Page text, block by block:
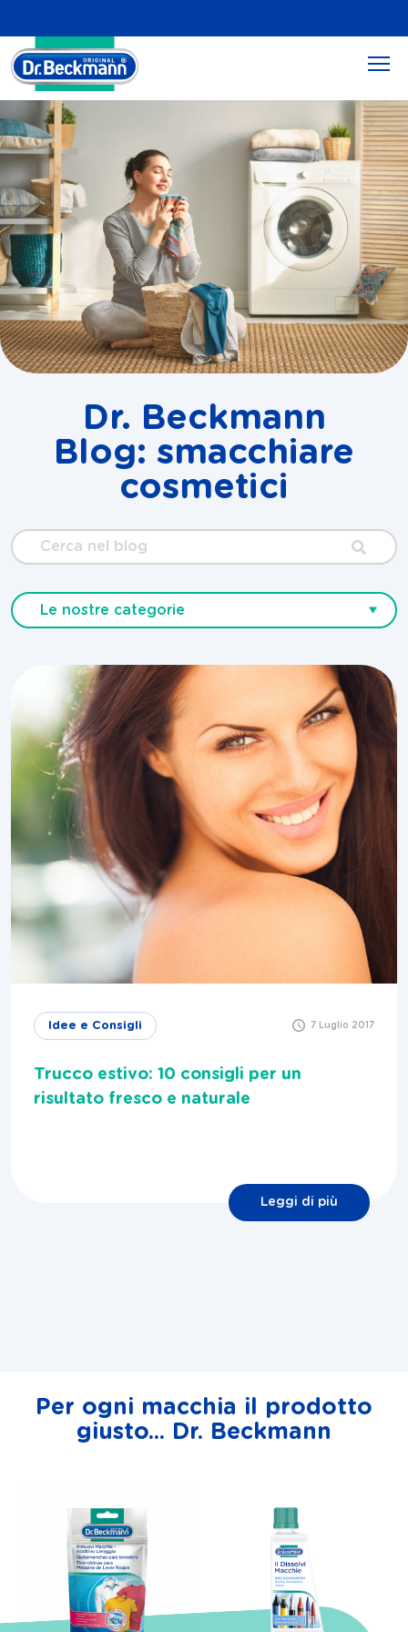
Dr. Beckmann
Blog: smacchiare
cosmetici
Cerca
nel
Le nostre categorie
Idee e Consigli 7 Luglio 2017
Trucco estivo: 10 consigli per un
risultato fresco e naturale
Leggi di più
Per ogni macchia il prodotto
giusto... Dr. Beckmann